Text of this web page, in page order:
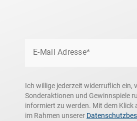
E-Mail Adresse*
Ich willige jederzeit widerruflich
Sonderaktionen und Gewinnspiele
informiert zu werden. Mit dem Klick
im Rahmen unserer